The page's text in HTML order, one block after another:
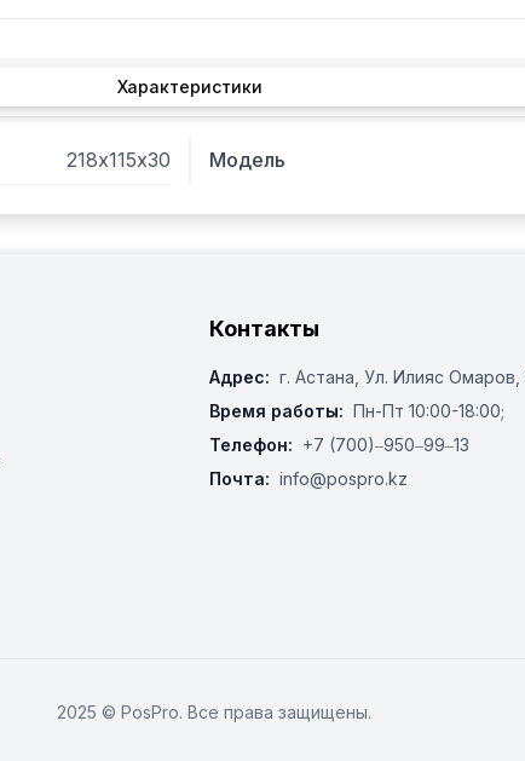
02800-09110 - UGOLINI
1199136 - LF
Подходит для моделей:
JOLLY
Характеристики
218х115х30 Модель
Контакты
Адрес: г. Астана, ​Ул. Илияс Омаров,
Время работы: Пн-Пт 10:00-18:00;
Телефон: +7 (700)‒950‒99‒13
Почта: info@pospro.kz
2025 © PosPro. Все права защищены.